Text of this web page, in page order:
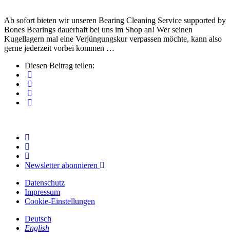
Ab sofort bieten wir unseren Bearing Cleaning Service supported by
Bones Bearings dauerhaft bei uns im Shop an! Wer seinen
Kugellagern mal eine Verjüngungskur verpassen möchte, kann also
gerne jederzeit vorbei kommen …
Diesen Beitrag teilen:
Newsletter abonnieren
Datenschutz
Impressum
Cookie-Einstellungen
Deutsch
English